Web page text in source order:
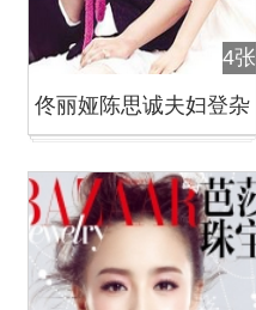
4张
佟丽娅陈思诚夫妇登杂